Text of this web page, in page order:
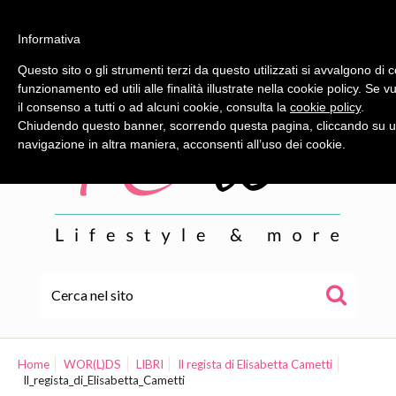
WOR(L)DS
Home WOR(L)DS LIBRI
Il regista di Elisabetta Cametti
Il_regista_di_Elisabetta_Cametti
Informativa
Questo sito o gli strumenti terzi da questo utilizzati si avvalgono di
funzionamento ed utili alle finalità illustrate nella cookie policy. Se
il consenso a tutti o ad alcuni cookie, consulta la cookie policy.
Chiudendo questo banner, scorrendo questa pagina, cliccando su
navigazione in altra maniera, acconsenti all’uso dei cookie.